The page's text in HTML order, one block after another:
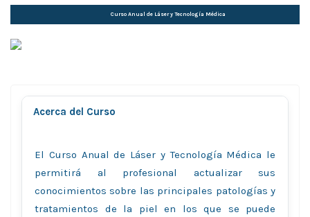
Curso Anual de Láser y Tecnologí­a Médica
Acerca del Curso
El Curso Anual de Láser y Tecnología Médica le
permitirá al profesional actualizar sus
conocimientos sobre las principales patologías y
tratamientos de la piel en los que se puede